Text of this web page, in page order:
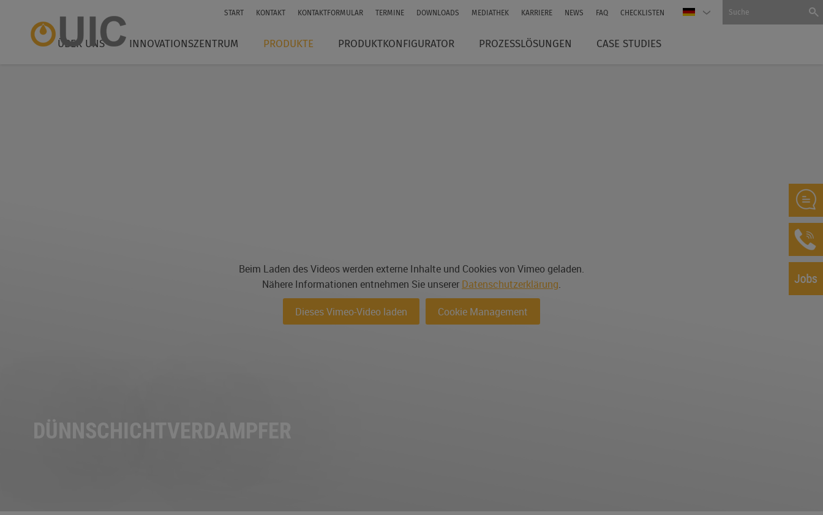
CN
START KONTAKT KONTAKTFORMULAR TERMINE DOWNLOADS MEDIATHEK KARRIERE NEWS FAQ CHECKLISTEN
ÜBER UNS INNOVATIONSZENTRUM PRODUKTE PRODUKTKONFIGURATOR PROZESSLÖSUNGEN CASE STUDIES
Beim Laden des Videos werden externe Inhalte und Cookies von Vimeo geladen.
Nähere Informationen entnehmen Sie unserer Datenschutzerklärung.
Dieses Vimeo-Video laden Cookie Management
DÜNNSCHICHTVERDAMPFER